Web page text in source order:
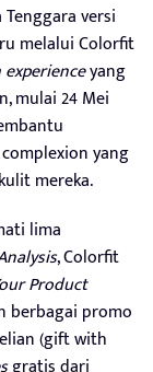
versi
melalui Colorfit
yang
mulai 24 Mei
yang
mereka.
lima
, Colorfit
Product
berbagai promo
(gift with